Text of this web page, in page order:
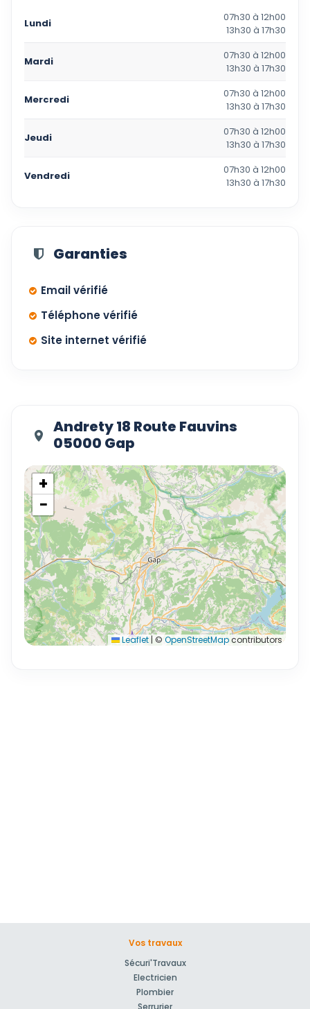
Lundi
07h30 à 12h00
13h30 à 17h30
Mardi
07h30 à 12h00
13h30 à 17h30
Mercredi
07h30 à 12h00
13h30 à 17h30
Jeudi
07h30 à 12h00
13h30 à 17h30
Vendredi
07h30 à 12h00
13h30 à 17h30
Garanties
Email vérifié
Téléphone vérifié
Site internet vérifié
Andrety 18 Route Fauvins
05000 Gap
+
−
Leaflet | © OpenStreetMapcontributors
Vos travaux
Sécuri'Travaux
Electricien
Plombier